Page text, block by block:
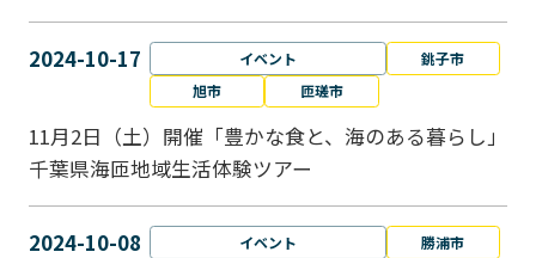
2024-10-17 イベント
銚子市
旭市
匝瑳市
11月2日（土）開催「豊かな食と、海のある暮らし」
千葉県海匝地域生活体験ツアー
2024-10-08 イベント 勝浦市